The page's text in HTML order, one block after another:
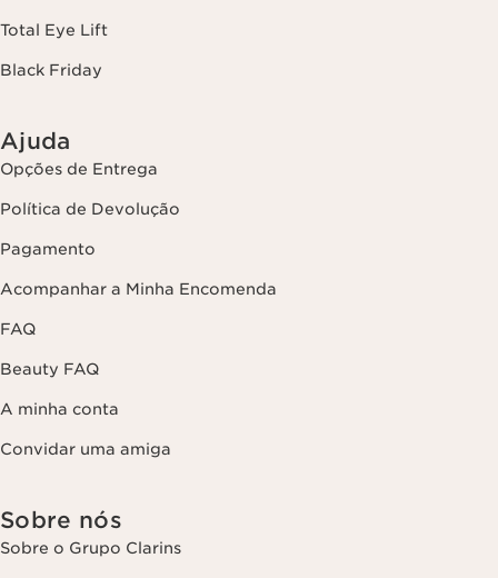
Total Eye Lift
Black Friday
Ajuda
Opções de Entrega
Política de Devolução
Pagamento
Acompanhar a Minha Encomenda
FAQ
Beauty FAQ
A minha conta
Convidar uma amiga
Sobre nós
Sobre o Grupo Clarins